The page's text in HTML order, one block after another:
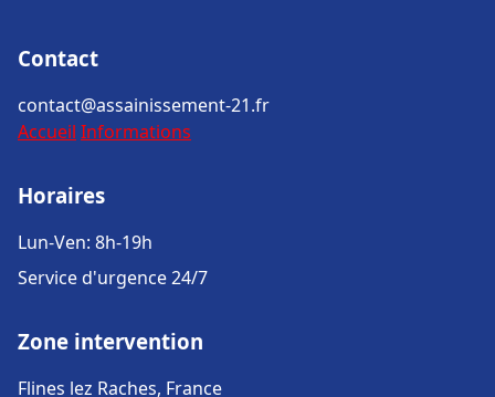
Contact
contact@assainissement-21.fr
Accueil Informations
Horaires
Lun-Ven: 8h-19h
Service d'urgence 24/7
Zone intervention
Flines lez Raches, France